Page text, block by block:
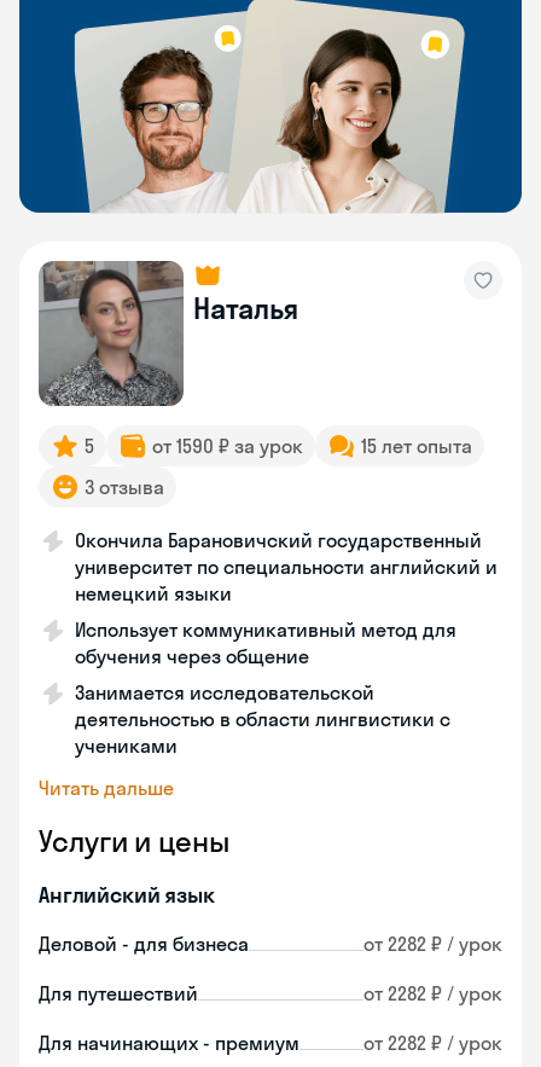
Наталья
5 от 1590 ₽ за урок
15 лет опыта
3 отзыва
Окончила Барановичский государственный
университет по специальности английский и
немецкий языки
Использует коммуникативный метод для
обучения через общение
Занимается исследовательской
деятельностью в области лингвистики с
учениками
Читать дальше
Услуги и цены
Английский язык
Деловой - для бизнеса от 2282 ₽ / урок
Для путешествий от 2282 ₽ / урок
Для начинающих - премиум от 2282 ₽ / урок